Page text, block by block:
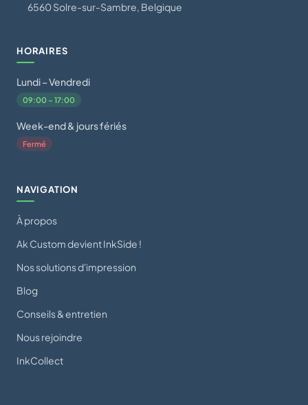
6560 Solre-sur-Sambre, Belgique
HORAIRES
Lundi – Vendredi
09:00 – 17:00
Week-end & jours fériés
Fermé
NAVIGATION
À propos
Ak Custom devient InkSide !
Nos solutions d'impression
Blog
Conseils & entretien
Nous rejoindre
InkCollect